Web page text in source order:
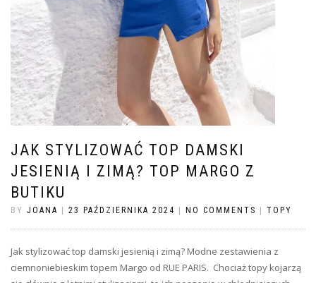
JAK STYLIZOWAĆ TOP DAMSKI
JESIENIĄ I ZIMĄ? TOP MARGO Z
BUTIKU
BY JOANA 23 PAŹDZIERNIKA 2024 NO COMMENTS TOPY
Jak stylizować top damski jesienią i zimą? Modne zestawienia z
ciemnoniebieskim topem Margo od RUE PARIS. Chociaż topy kojarzą